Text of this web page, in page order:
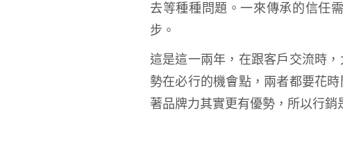
去等種種問題。一來傳承的信任
步。
這是這一兩年，在跟客戶交流時
勢在必行的機會點，兩者都要花
著品牌力其實更有優勢，所以行銷